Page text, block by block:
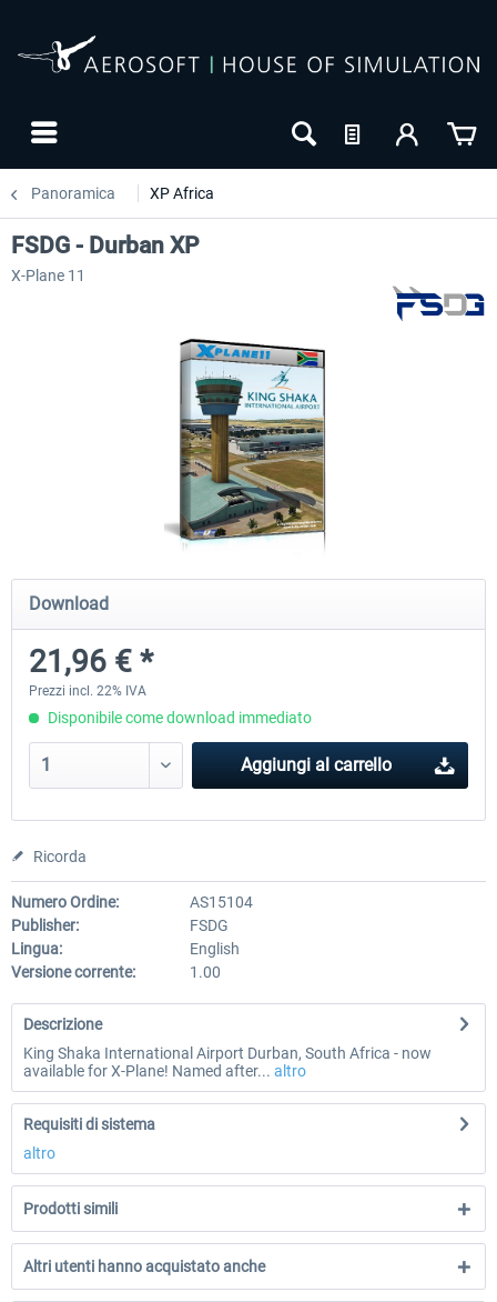
Panoramica XP Africa
FSDG - Sharm El-Sheikh XP
15,86 € *
FSDG - Dakar XP
FSDG - Durban XP
X-Plane 11
Download
21,96 € *
Prezzi incl. 22% IVA
Disponibile come download immediato
Aggiungi al carrello
Ricorda
Numero Ordine:
AS15104
Publisher:
FSDG
Lingua:
English
Versione corrente:
1.00
Descrizione
King Shaka International Airport Durban, South Africa - now
available for X-Plane! Named after... altro
Requisiti di sistema
altro
Prodotti simili
Altri utenti hanno acquistato anche